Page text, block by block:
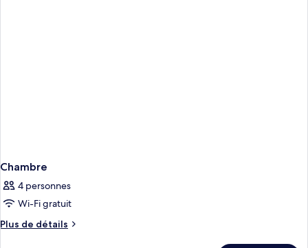
Chambre
4 personnes
Wi-Fi gratuit
Plus de détails
Plus